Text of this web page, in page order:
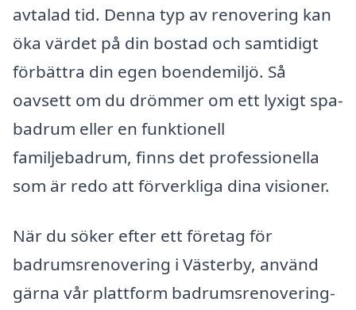
avtalad tid. Denna typ av renovering kan
öka värdet på din bostad och samtidigt
förbättra din egen boendemiljö. Så
oavsett om du drömmer om ett lyxigt spa-
badrum eller en funktionell
familjebadrum, finns det professionella
som är redo att förverkliga dina visioner.
När du söker efter ett företag för
badrumsrenovering i Västerby, använd
gärna vår plattform badrumsrenovering-